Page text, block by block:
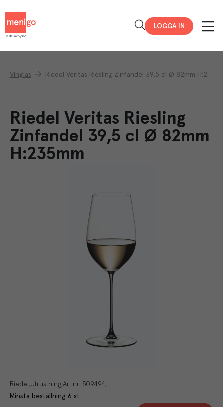
LOGGA IN
Vinglas Riedel Veritas Riesling Zinfandel 39,5 cl Ø 82mm H:235mm
Riedel Veritas Riesling
Zinfandel 39,5 cl Ø 82mm
H:235mm
Riedel Utrustning Art.nr. 509494
Minsta beställning 6 st